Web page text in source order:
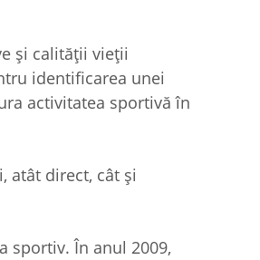
şi calităţii vieţii
identificarea unei
activitatea sportivă în
atât direct, cât şi
sportiv. În anul 2009,